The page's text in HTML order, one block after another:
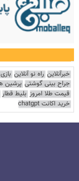
خبرآنلاین راه نو آنلاین
جراح بینی گوشتی پرشین
قیمت طلا امروز بلیط قطار
خرید اکانت chatgpt